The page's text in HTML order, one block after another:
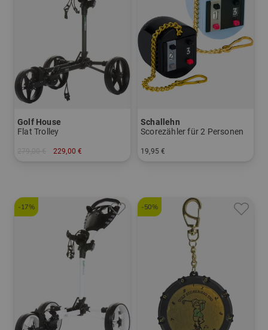
Golf House
Flat Trolley
229,00 €
Schallehn
Scorezähler für 2 Personen
19,95 €
-17% -50%